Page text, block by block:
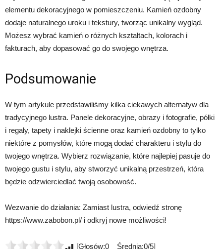
elementu dekoracyjnego w pomieszczeniu. Kamień ozdobny
dodaje naturalnego uroku i tekstury, tworząc unikalny wygląd.
Możesz wybrać kamień o różnych kształtach, kolorach i
fakturach, aby dopasować go do swojego wnętrza.
Podsumowanie
W tym artykule przedstawiliśmy kilka ciekawych alternatyw dla
tradycyjnego lustra. Panele dekoracyjne, obrazy i fotografie, półki
i regały, tapety i naklejki ścienne oraz kamień ozdobny to tylko
niektóre z pomysłów, które mogą dodać charakteru i stylu do
twojego wnętrza. Wybierz rozwiązanie, które najlepiej pasuje do
twojego gustu i stylu, aby stworzyć unikalną przestrzeń, która
będzie odzwierciedlać twoją osobowość.
Wezwanie do działania: Zamiast lustra, odwiedź stronę
https://www.zabobon.pl/ i odkryj nowe możliwości!
[Głosów:0 Średnia:0/5]